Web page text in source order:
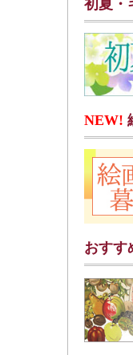
初夏・
NEW!
おすす